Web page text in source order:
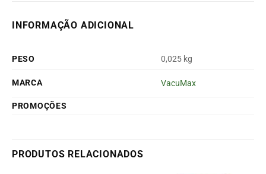
INFORMAÇÃO ADICIONAL
PESO 0,025 kg
MARCA VacuMax
PROMOÇÕES
PRODUTOS RELACIONADOS